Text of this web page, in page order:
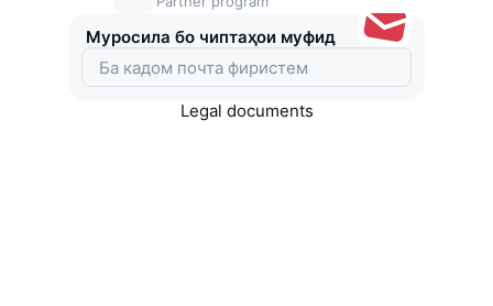
Муросила бо чиптаҳои муфид
Legal documents